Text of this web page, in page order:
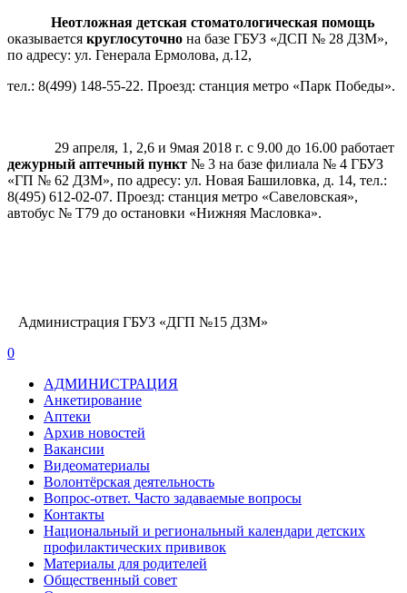
Неотложная детская стоматологическая помощь
оказывается круглосуточно на базе ГБУЗ «ДСП № 28 ДЗМ»,
по адресу: ул. Генерала Ермолова, д.12,
тел.: 8(499) 148-55-22. Проезд: станция метро «Парк Победы».
29 апреля, 1, 2,6 и 9мая 2018 г. с 9.00 до 16.00 работает
дежурный аптечный пункт № 3 на базе филиала № 4 ГБУЗ
«ГП № 62 ДЗМ», по адресу: ул. Новая Башиловка, д. 14, тел.:
8(495) 612-02-07. Проезд: станция метро «Савеловская»,
автобус № Т79 до остановки «Нижняя Масловка».
Администрация ГБУЗ «ДГП №15 ДЗМ»
0
АДМИНИСТРАЦИЯ
Анкетирование
Аптеки
Архив новостей
Вакансии
Видеоматериалы
Волонтёрская деятельность
Вопрос-ответ. Часто задаваемые вопросы
Контакты
Национальный и региональный календари детских
профилактических прививок
Материалы для родителей
Общественный совет